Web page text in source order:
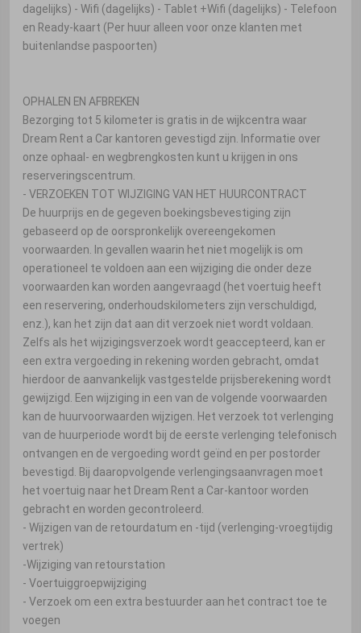
dagelijks) - Wifi (dagelijks) - Tablet +Wifi (dagelijks) - Telefoon
en Ready-kaart (Per huur alleen voor onze klanten met
buitenlandse paspoorten)
OPHALEN EN AFBREKEN
Bezorging tot 5 kilometer is gratis in de wijkcentra waar
Dream Rent a Car kantoren gevestigd zijn. Informatie over
onze ophaal- en wegbrengkosten kunt u krijgen in ons
reserveringscentrum.
- VERZOEKEN TOT WIJZIGING VAN HET HUURCONTRACT
De huurprijs en de gegeven boekingsbevestiging zijn
gebaseerd op de oorspronkelijk overeengekomen
voorwaarden. In gevallen waarin het niet mogelijk is om
operationeel te voldoen aan een wijziging die onder deze
voorwaarden kan worden aangevraagd (het voertuig heeft
een reservering, onderhoudskilometers zijn verschuldigd,
enz.), kan het zijn dat aan dit verzoek niet wordt voldaan.
Zelfs als het wijzigingsverzoek wordt geaccepteerd, kan er
een extra vergoeding in rekening worden gebracht, omdat
hierdoor de aanvankelijk vastgestelde prijsberekening wordt
gewijzigd. Een wijziging in een van de volgende voorwaarden
kan de huurvoorwaarden wijzigen. Het verzoek tot verlenging
van de huurperiode wordt bij de eerste verlenging telefonisch
ontvangen en de vergoeding wordt geïnd en per postorder
bevestigd. Bij daaropvolgende verlengingsaanvragen moet
het voertuig naar het Dream Rent a Car-kantoor worden
gebracht en worden gecontroleerd.
- Wijzigen van de retourdatum en -tijd (verlenging-vroegtijdig
vertrek)
-Wijziging van retourstation
- Voertuiggroepwijziging
- Verzoek om een ​​extra bestuurder aan het contract toe te
voegen